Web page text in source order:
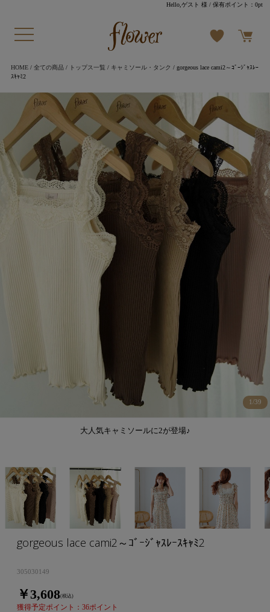
Hello,ゲスト 様 / 保有ポイント：0pt
HOME/ 全ての商品/ トップス一覧 / キャミソール・タンク / gorgeous lace cami2～ｺﾞｰｼﾞｬｽﾚｰ
ｽｷｬﾐ2
大人気キャミソールに2が登場♪
1 /39
gorgeous lace cami2～ｺﾞｰｼﾞｬｽﾚｰｽｷｬﾐ2
305030149
￥3,608(税込)
獲得予定ポイント：36ポイント